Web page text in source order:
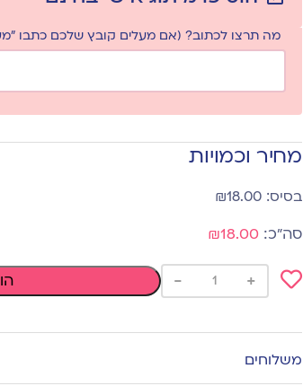
מה תרצו לכתוב? (אם מעלים קובץ שלכם כתבו
מחיר וכמויות
₪18.00
₪18.00
to
wishlist
+
-
משלוחים